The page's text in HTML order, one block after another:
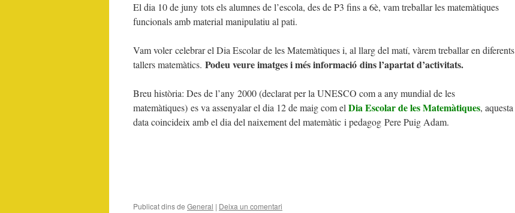
El dia 10 de juny tots els alumnes de l’escola, des de P3 fins a 6è, vam treballar les matemàtiques
funcionals amb material manipulatiu al pati.
Vam voler celebrar el Dia Escolar de les Matemàtiques i, al llarg del matí, vàrem treballar en diferents
tallers matemàtics. Podeu veure imatges i més informació dins l’apartat d’activitats.
Breu història: Des de l’any 2000 (declarat per la UNESCO com a any mundial de les
matemàtiques) es va assenyalar el dia 12 de maig com el Dia Escolar de les Matemàtiques, aquesta
data coincideix amb el dia del naixement del matemàtic i pedagog Pere Puig Adam.
Publicat dins de General | Deixa un comentari